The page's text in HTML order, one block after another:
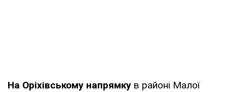
На Оріхівському напрямку в районі Малої